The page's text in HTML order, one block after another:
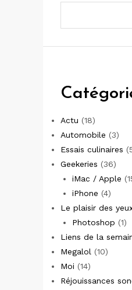
Actu (18)
Automobile (3)
Essais culinaires
Geekeries (36)
iMac / Apple
iPhone (4)
Le plaisir des
Photoshop (1)
Liens de la
Megalol (10)
Moi (14)
Réjouissances